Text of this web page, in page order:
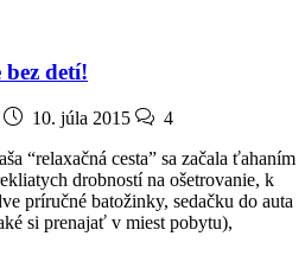
detí!
10. júla 2015
4
“relaxačná cesta” sa začala ťahaním
drobností na ošetrovanie, k
príručné batožinky, sedačku do auta
si prenajať v miest pobytu),